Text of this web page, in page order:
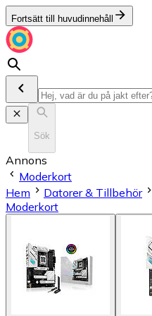
Fortsätt till huvudinnehåll
Sök
Annons
Moderkort
Hem
Datorer & Tillbehör
Moderkort